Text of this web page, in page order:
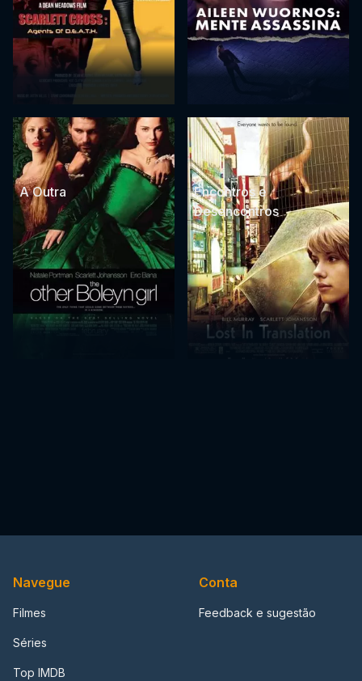
A Outra
Encontros e
Desencontros
Navegue
Filmes
Séries
Top IMDB
Conta
Feedback e sugestão